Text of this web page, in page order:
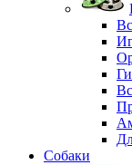
Собаки